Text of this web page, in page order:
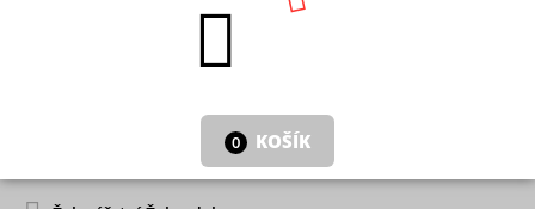
0 KOŠÍK